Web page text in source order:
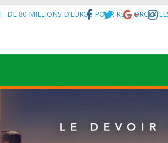
Abdourahamane Tiani, est arrivé à Maradi
Mohamed TOUMBA a reçu en audience son
en panne de croissance (Communiqué)
de l’Environnement du Burkina Faso et du Mali.